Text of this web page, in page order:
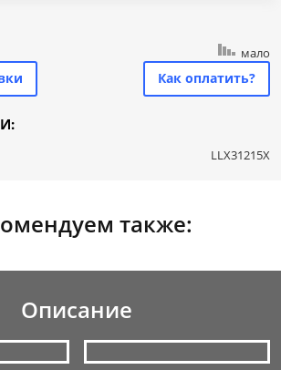
мало
Как оплатить?
LLX31215X
также:
Описание